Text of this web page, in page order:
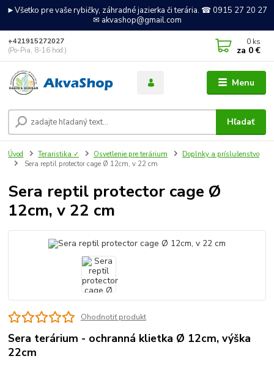
►Všetko pre vaše rybičky, záhradné jazierka či terária. ☎ 0915 27 20 27
✉ akvashop@gmail.com
Menu
Hľadať
+421915272027
(Po-Pia, 8-16 hod.)
0 ks
za 0 €
Úvod Teraristika ✓ Osvetlenie pre terárium
Doplnky a príslušenstvo
Sera reptil protector cage Ø 12cm, v 22 cm
Sera reptil protector cage Ø
12cm, v 22 cm
Ohodnotiť produkt
Sera terárium - ochranná klietka Ø 12cm, výška
22cm